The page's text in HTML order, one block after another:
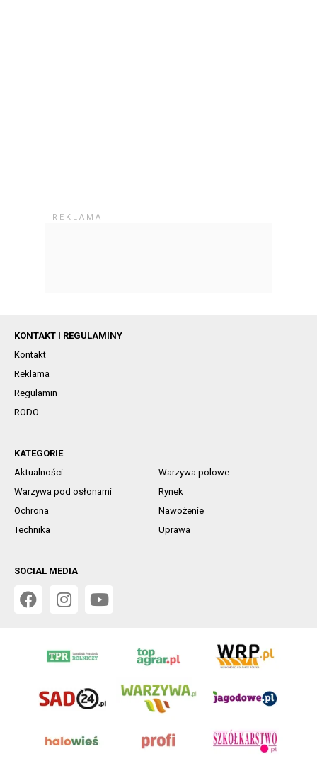
KONTAKT I REGULAMINY
Kontakt
Reklama
Regulamin
RODO
KATEGORIE
Aktualności
Warzywa polowe
Warzywa pod osłonami
Rynek
Ochrona
Nawożenie
Technika
Uprawa
SOCIAL MEDIA